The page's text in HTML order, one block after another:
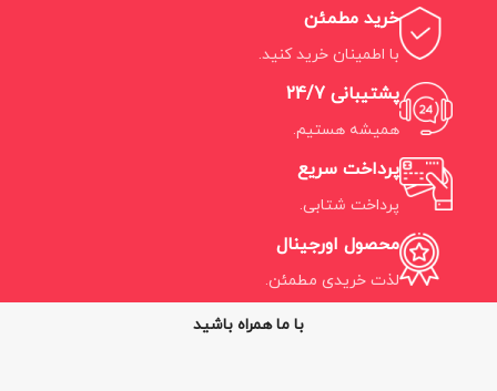
خرید مطمئن
با اطمینان خرید کنید.
پشتیبانی 24/7
همیشه هستیم.
پرداخت سریع
پرداخت شتابی.
محصول اورجینال
لذت خریدی مطمئن.
با ما همراه باشید